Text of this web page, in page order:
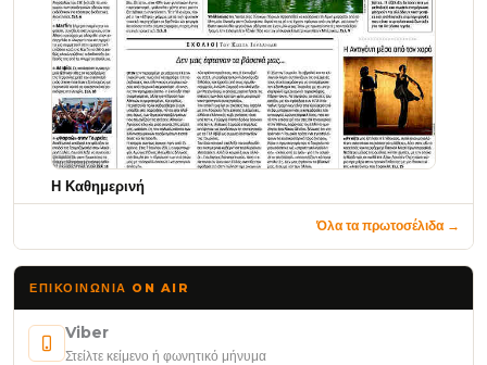
Η Καθημερινή
Όλα τα πρωτοσέλιδα →
ΕΠΙΚΟΙΝΩΝΊΑ ON AIR
Viber
Στείλτε κείμενο ή φωνητικό μήνυμα